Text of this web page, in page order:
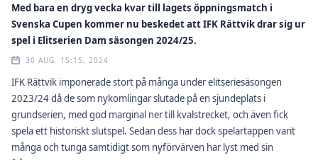
Med bara en dryg vecka kvar till lagets öppningsmatch i
Svenska Cupen kommer nu beskedet att IFK Rättvik drar sig ur
spel i Elitserien Dam säsongen 2024/25.
30 AUG. 15:15, 2024
IFK Rättvik imponerade stort på många under elitseriesäsongen
2023/24 då de som nykomlingar slutade på en sjundeplats i
grundserien, med god marginal ner till kvalstrecket, och även fick
spela ett historiskt slutspel. Sedan dess har dock spelartappen varit
många och tunga samtidigt som nyförvärven har lyst med sin